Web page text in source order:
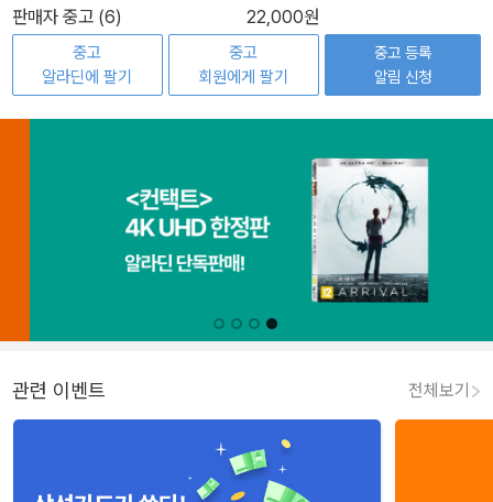
판매자 중고 (6)
22,000원
중고
알라딘에 팔기
중고
회원에게 팔기
중고 등록
알림 신청
관련 이벤트 전체보기